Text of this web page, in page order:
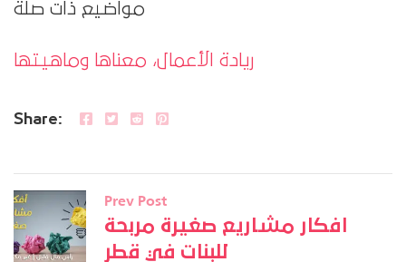
مواضيع ذات صلة
Share:
Prev Post
افكار مشاريع صغيرة مربحة
للبنات في قطر